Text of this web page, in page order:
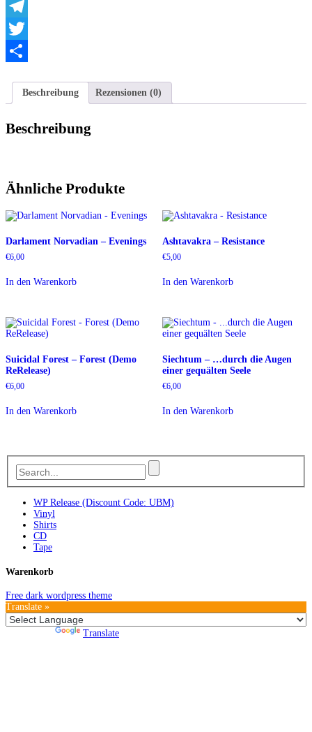
WhatsApp
Telegram
Twitter
Beschreibung
Rezensionen (0)
Beschreibung
Ähnliche Produkte
Darlament Norvadian – Evenings
€6,00
In den Warenkorb
Ashtavakra – Resistance
€5,00
In den Warenkorb
Suicidal Forest – Forest (Demo
ReRelease)
€6,00
In den Warenkorb
Siechtum – …durch die Augen
einer gequälten Seele
€6,00
In den Warenkorb
WP Release (Discount Code: UBM)
Vinyl
Shirts
CD
Tape
Warenkorb
Free dark wordpress theme
Translate »
Translate